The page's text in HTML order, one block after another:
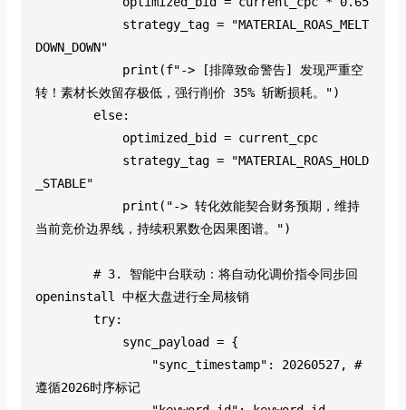
DOWN_DOWN"
转！素材长效留存极低，强行削价 35% 斩断损耗。")
else:
optimized_bid = current_cpc
_STABLE"
当前竞价边界线，持续积累数仓因果图谱。")
openinstall 中枢大盘进行全局核销
try:
sync_payload = {
遵循2026时序标记